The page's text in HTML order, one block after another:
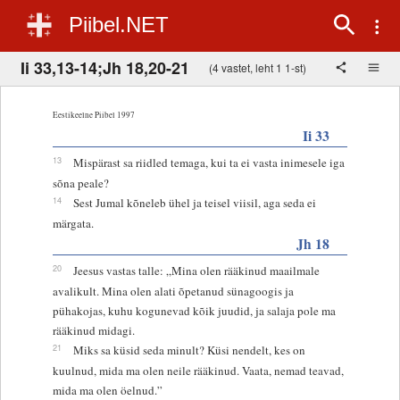
Piibel.NET
Ii 33,13-14;Jh 18,20-21 (4 vastet, leht 1 1-st)
Eestikeelne Piibel 1997
Ii 33
13
Mispärast sa riidled temaga, kui ta ei vasta inimesele iga
sõna peale?
14
Sest Jumal kõneleb ühel ja teisel viisil, aga seda ei
märgata.
Jh 18
20
Jeesus vastas talle: „Mina olen rääkinud maailmale
avalikult. Mina olen alati õpetanud sünagoogis ja
pühakojas, kuhu kogunevad kõik juudid, ja salaja pole ma
rääkinud midagi.
21
Miks sa küsid seda minult? Küsi nendelt, kes on
kuulnud, mida ma olen neile rääkinud. Vaata, nemad teavad,
mida ma olen öelnud.”